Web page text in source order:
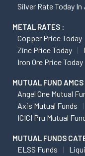
Silver Rate Today
METAL RATES :
Copper Price Today
Zinc Price Today
Iron Ore Price Today
MUTUAL FUND AMCS
Angel One Mutual
Axis Mutual Funds
ICICI Pru Mutual
MUTUAL FUNDS
ELSS Funds